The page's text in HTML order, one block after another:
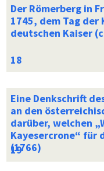
Der Römerberg in
1745, dem Tag der
deutschen Kaiser
Eine Denkschrift
an den
darüber, welchen
Kayesercrone“ für
(1766)